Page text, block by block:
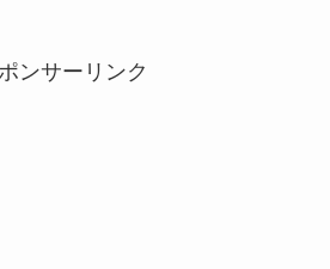
ンサーリンク